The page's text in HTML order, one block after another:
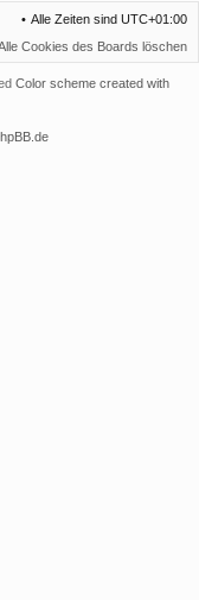
Alle Zeiten sind UTC+01:00
Cookies des Boards löschen
Color scheme created with